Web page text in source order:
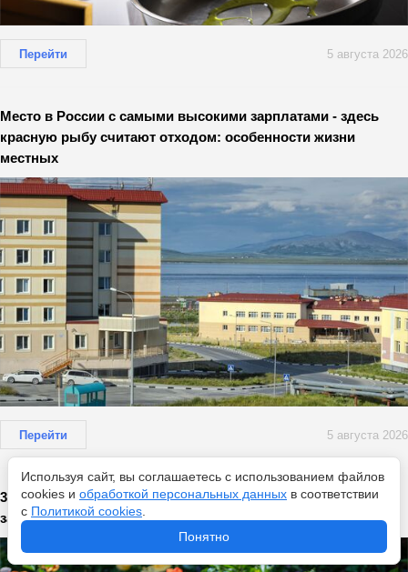
Перейти 5 августа 2026
Место в России с самыми высокими зарплатами - здесь
красную рыбу считают отходом: особенности жизни
местных
Перейти 5 августа 2026
3 ложки на литр — и комнатные цветы воскресли и
зацвели: мощное образование бутонов
Используя сайт, вы соглашаетесь с использованием файлов
cookies и обработкой персональных данных в соответствии
с Политикой cookies
Понятно